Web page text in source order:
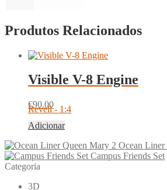
Produtos Relacionados
Visible V-8 Engine
€90.00
Revell - 1:4
Adicionar
Ocean Liner
Campus Friends Set
Categoria
3D